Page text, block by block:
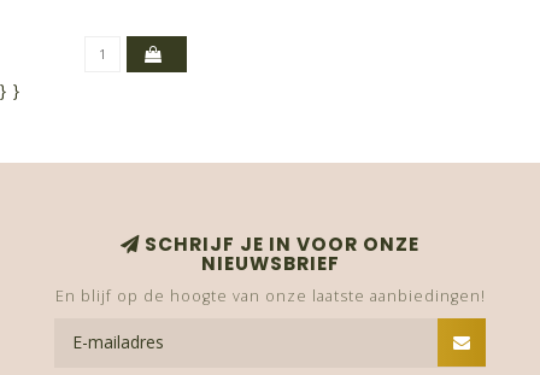
} }
SCHRIJF JE IN VOOR ONZE
NIEUWSBRIEF
En blijf op de hoogte van onze laatste aanbiedingen!